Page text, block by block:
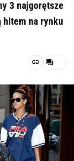
3 najgorętsze
na rynku